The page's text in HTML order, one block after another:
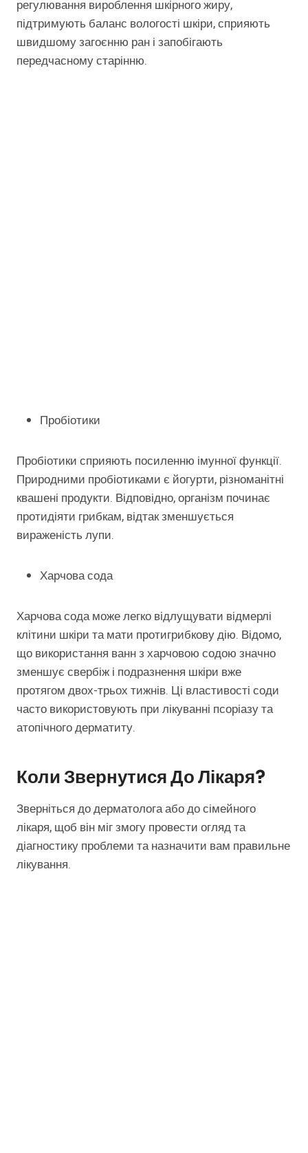
регулювання вироблення шкірного жиру,
підтримують баланс вологості шкіри, сприяють
швидшому загоєнню ран і запобігають
передчасному старінню.
Пробіотики
Пробіотики сприяють посиленню імунної функції.
Природними пробіотиками є йогурти, різноманітні
квашені продукти. Відповідно, організм починає
протидіяти грибкам, відтак зменшується
вираженість лупи.
Харчова сода
Харчова сода може легко відлущувати відмерлі
клітини шкіри та мати протигрибкову дію. Відомо,
що використання ванн з харчовою содою значно
зменшує свербіж і подразнення шкіри вже
протягом двох-трьох тижнів. Ці властивості соди
часто використовують при лікуванні псоріазу та
атопічного дерматиту.
Коли Звернутися До Лікаря?
Зверніться до дерматолога або до сімейного
лікаря, щоб він міг змогу провести огляд та
діагностику проблеми та назначити вам правильне
лікування.